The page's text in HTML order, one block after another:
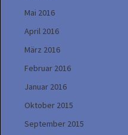
Mai 2016
April 2016
März 2016
Februar 2016
Januar 2016
Oktober 2015
September 2015